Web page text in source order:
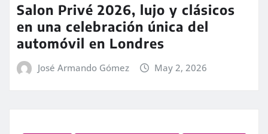
Salon Privé 2026, lujo y clásicos
en una celebración única del
automóvil en Londres
José Armando Gómez May 2, 2026